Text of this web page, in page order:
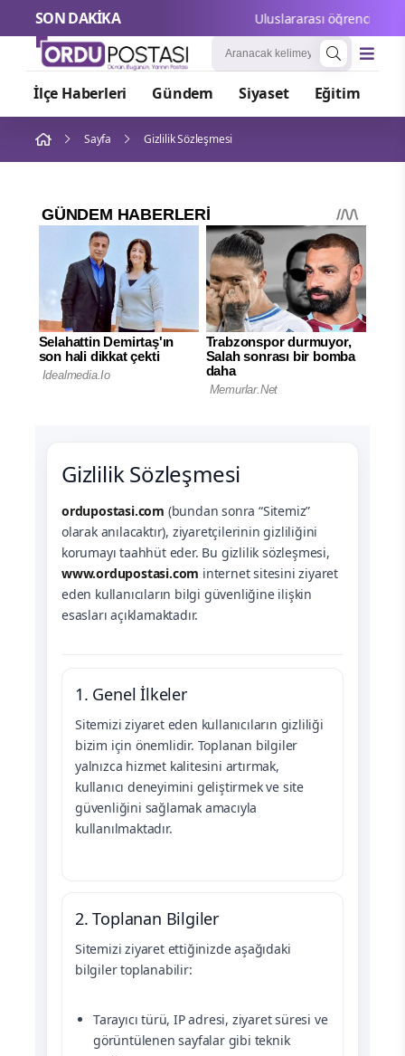
SON DAKİKA Uluslararası öğrenciler
İlçe Haberleri Gündem Siyaset Eğitim
Sayfa Gizlilik Sözleşmesi
Gizlilik Sözleşmesi
ordupostasi.com (bundan sonra “Sitemiz”
olarak anılacaktır), ziyaretçilerinin gizliliğini
korumayı taahhüt eder. Bu gizlilik sözleşmesi,
www.ordupostasi.com internet sitesini ziyaret
eden kullanıcıların bilgi güvenliğine ilişkin
esasları açıklamaktadır.
1. Genel İlkeler
Sitemizi ziyaret eden kullanıcıların gizliliği
bizim için önemlidir. Toplanan bilgiler
yalnızca hizmet kalitesini artırmak,
kullanıcı deneyimini geliştirmek ve site
güvenliğini sağlamak amacıyla
kullanılmaktadır.
2. Toplanan Bilgiler
Sitemizi ziyaret ettiğinizde aşağıdaki
bilgiler toplanabilir:
Tarayıcı türü, IP adresi, ziyaret süresi ve
görüntülenen sayfalar gibi teknik